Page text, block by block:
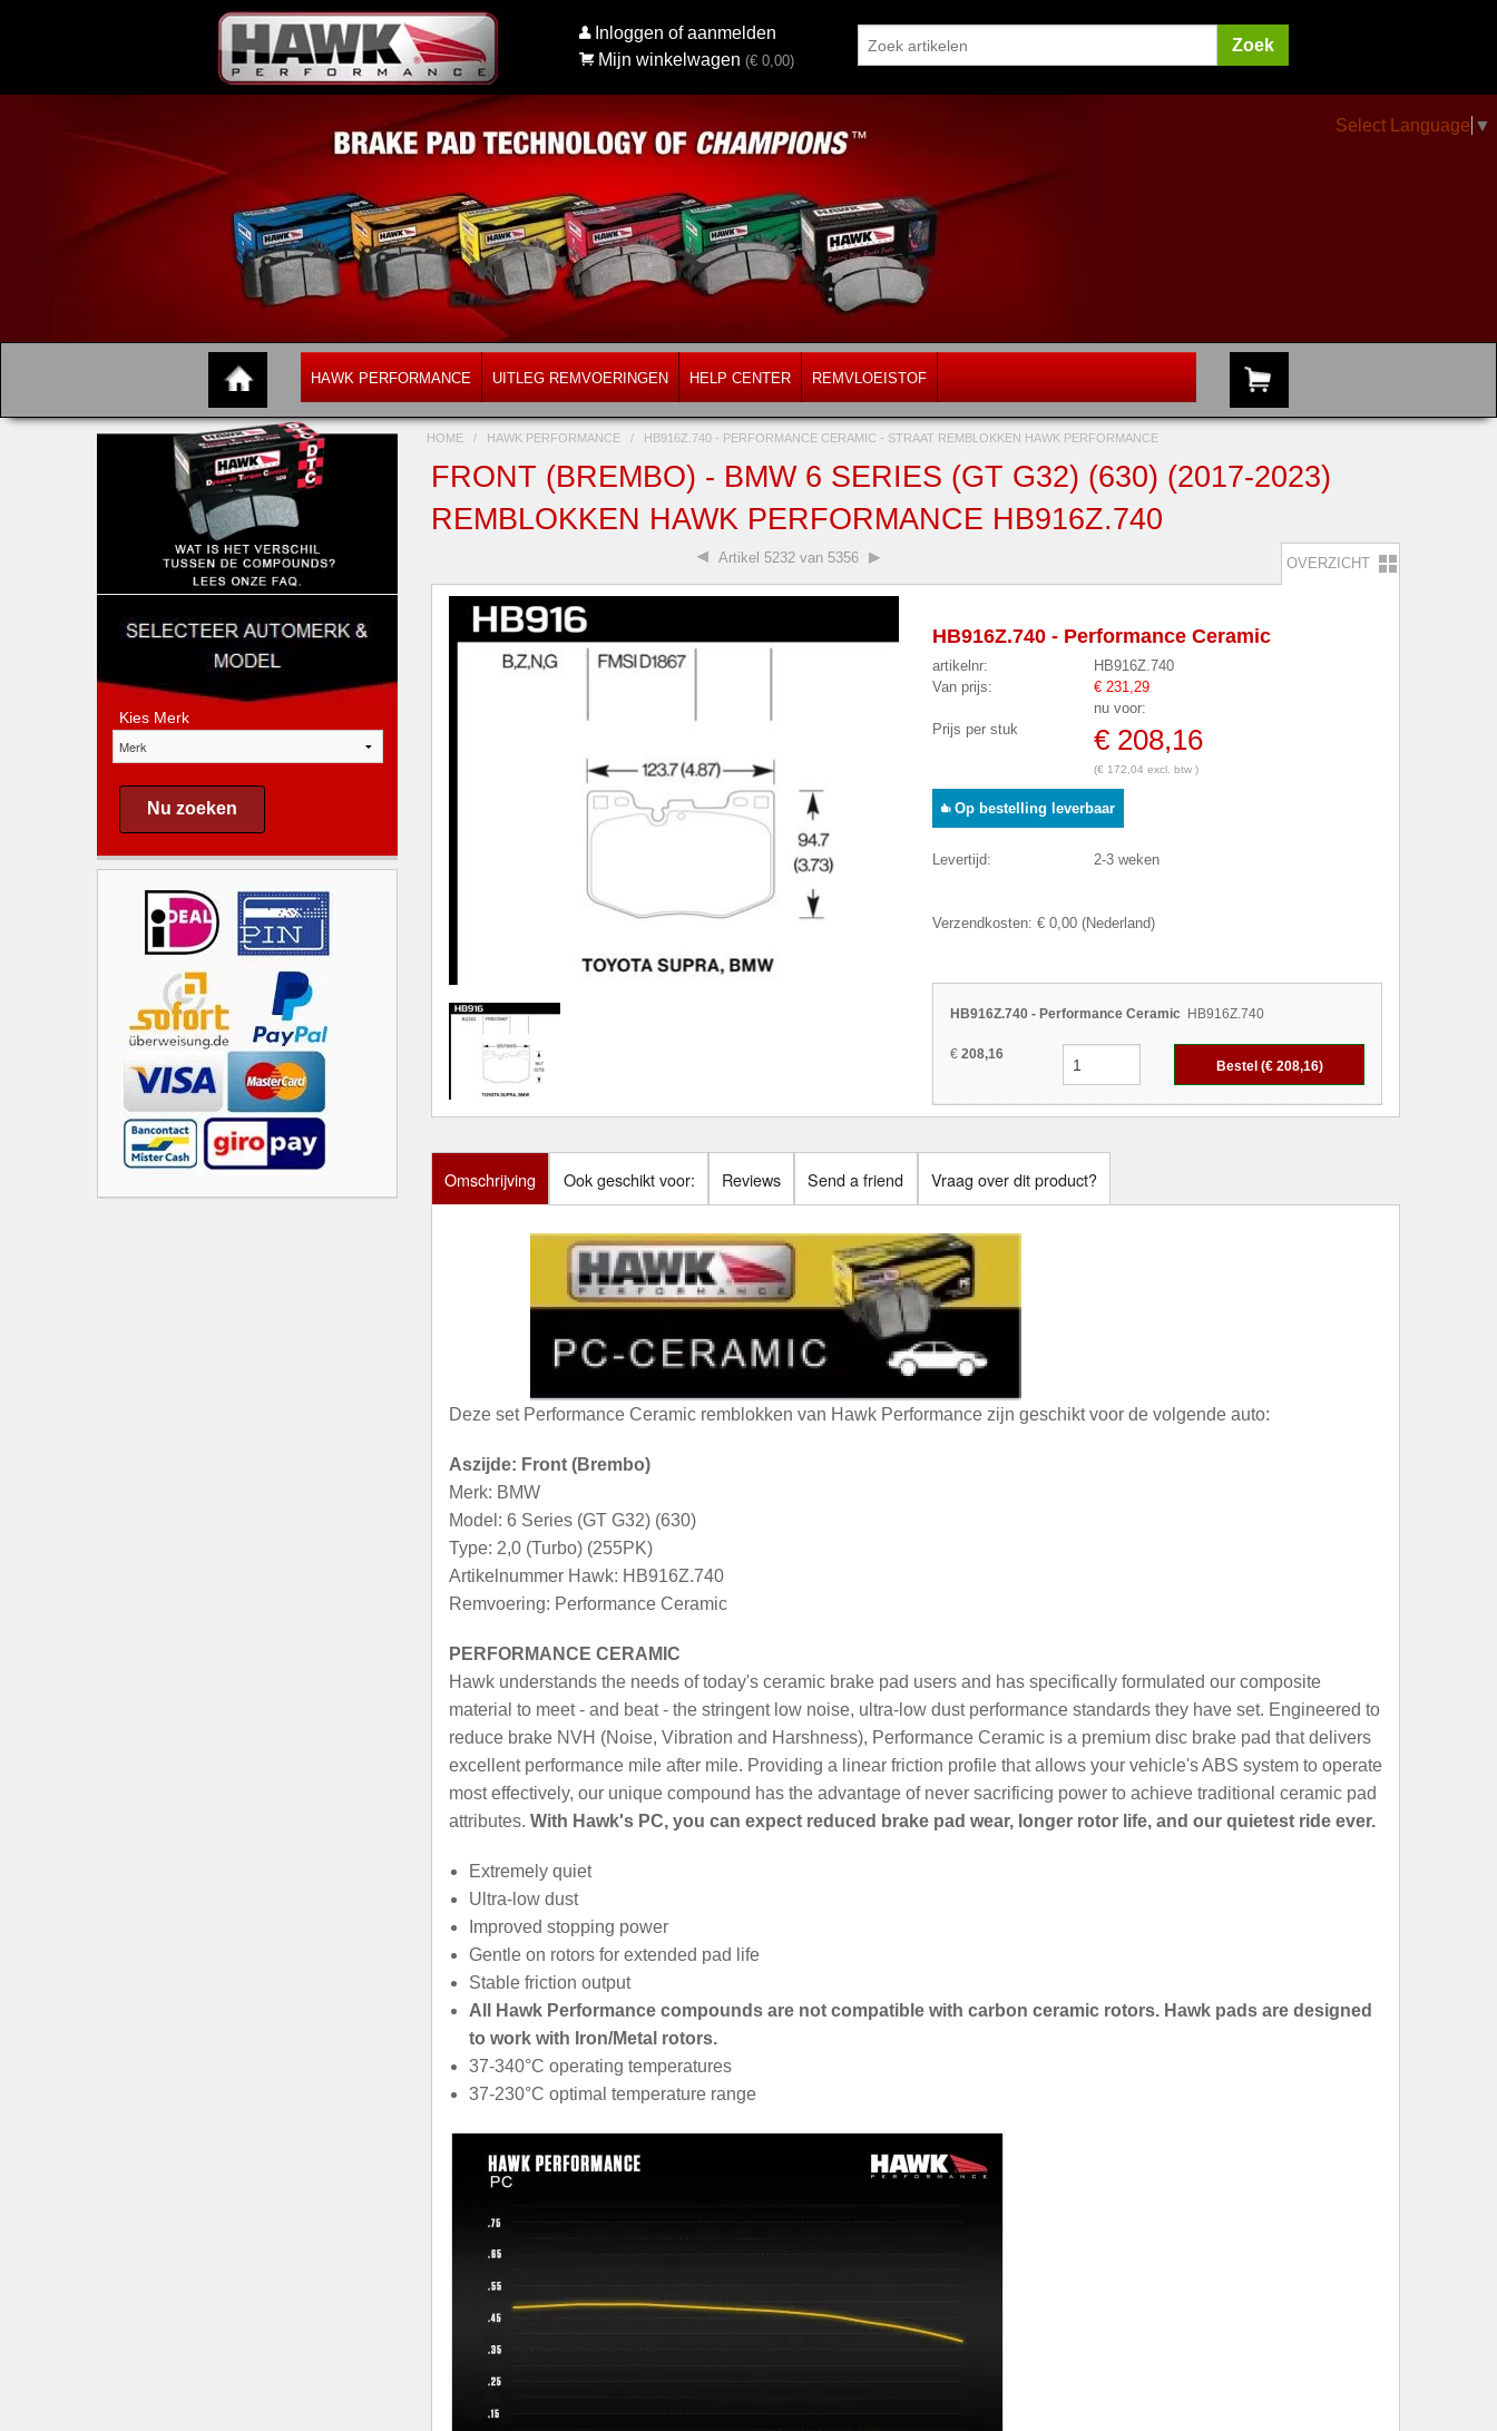
Inloggen of aanmelden
Mijn winkelwagen (€0,00)
Select Language ▼
HAWK PERFORMANCE UITLEG REMVOERINGEN HELP CENTER REMVLOEISTOF
Kies Merk
Nu zoeken
HOME / HAWK PERFORMANCE / HB916Z.740 - PERFORMANCE CERAMIC - STRAAT REMBLOKKEN HAWK PERFORMANCE
FRONT (BREMBO) - BMW 6 SERIES (GT G32) (630) (2017-2023)
REMBLOKKEN HAWK PERFORMANCE HB916Z.740
Artikel 5232 van 5356 OVERZICHT
HB916Z.740 - Performance Ceramic
artikelnr:
HB916Z.740
Van prijs:
€ 231,29
nu voor:
Prijs per stuk
€ 208,16
(€ 172,04 excl. btw )
Op bestelling leverbaar
Levertijd: 2-3 weken
Verzendkosten: € 0,00 (Nederland)
HB916Z.740 - Performance Ceramic HB916Z.740
€ 208,16
Bestel (€ 208,16)
Omschrijving Ook geschikt voor: Reviews Send a friend Vraag over dit product?
Deze set Performance Ceramic remblokken van Hawk Performance zijn geschikt voor de volgende auto:
Aszijde: Front (Brembo)
Merk: BMW
Model: 6 Series (GT G32) (630)
Type: 2,0 (Turbo) (255PK)
Artikelnummer Hawk: HB916Z.740
Remvoering: Performance Ceramic
PERFORMANCE CERAMIC
Hawk understands the needs of today's ceramic brake pad users and has specifically formulated our composite
material to meet - and beat - the stringent low noise, ultra-low dust performance standards they have set. Engineered to
reduce brake NVH (Noise, Vibration and Harshness), Performance Ceramic is a premium disc brake pad that delivers
excellent performance mile after mile. Providing a linear friction profile that allows your vehicle's ABS system to operate
most effectively, our unique compound has the advantage of never sacrificing power to achieve traditional ceramic pad
attributes. With Hawk's PC, you can expect reduced brake pad wear, longer rotor life, and our quietest ride ever.
Extremely quiet
Ultra-low dust
Improved stopping power
Gentle on rotors for extended pad life
Stable friction output
All Hawk Performance compounds are not compatible with carbon ceramic rotors. Hawk pads are designed
to work with Iron/Metal rotors.
37-340°C operating temperatures
37-230°C optimal temperature range